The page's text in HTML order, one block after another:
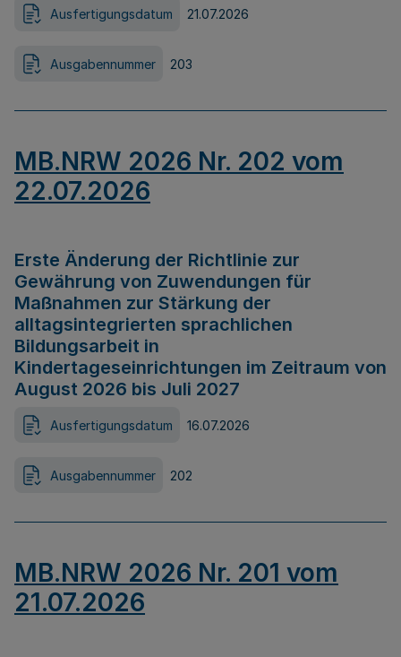
Ausfertigungsdatum 21.07.2026
Ausgabennummer 203
MB.NRW 2026 Nr. 202 vom
22.07.2026
Erste Änderung der Richtlinie zur
Gewährung von Zuwendungen für
Maßnahmen zur Stärkung der
alltagsintegrierten sprachlichen
Bildungsarbeit in
Kindertageseinrichtungen im Zeitraum von
August 2026 bis Juli 2027
Ausfertigungsdatum 16.07.2026
Ausgabennummer 202
MB.NRW 2026 Nr. 201 vom
21.07.2026